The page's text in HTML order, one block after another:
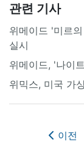
관련 기사
위메이드 '미르
실시
위메이드, '나이
위믹스, 미국 가
이전